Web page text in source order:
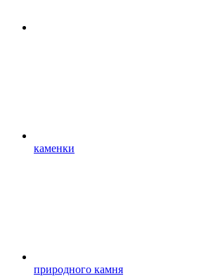
каменки
природного камня